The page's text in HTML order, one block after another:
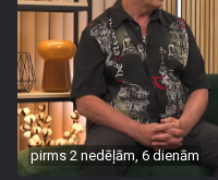
pirms 2 nedēļām, 6 dienām